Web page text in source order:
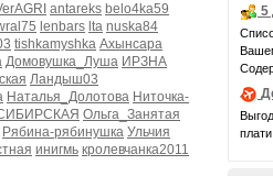
antareks belo4ka59
lenbars lta nuska84
tishkamyshka Ахынсара
Домовушка_Луша ИРЗНА
Ландыш03
Наталья_Долотова Ниточка-
Ольга_Занятая
Рябина-рябинушка Ульчия
инигмь кролевчанка2011
5